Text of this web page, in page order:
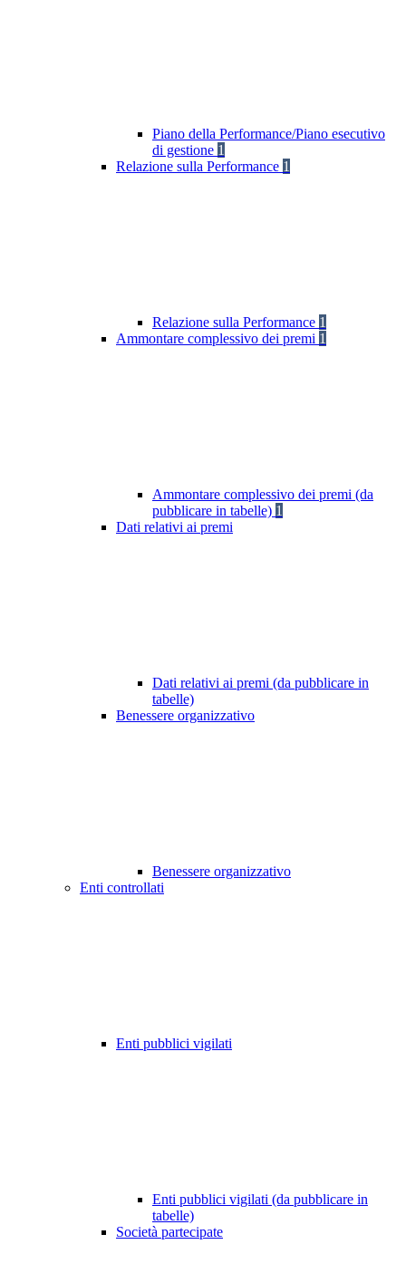
Piano della Performance/Piano esecutivo
di gestione 1
Relazione sulla Performance 1
Relazione sulla Performance 1
Ammontare complessivo dei premi 1
Ammontare complessivo dei premi (da
pubblicare in tabelle) 1
Dati relativi ai premi
Dati relativi ai premi (da pubblicare in
tabelle)
Benessere organizzativo
Benessere organizzativo
Enti controllati
Enti pubblici vigilati
Enti pubblici vigilati (da pubblicare in
tabelle)
Società partecipate